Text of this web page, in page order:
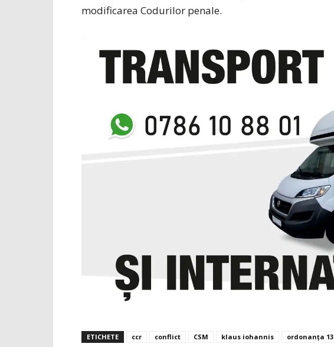
modificarea Codurilor penale.
ETICHETE ccr conflict CSM klaus iohannis ordonanța 13